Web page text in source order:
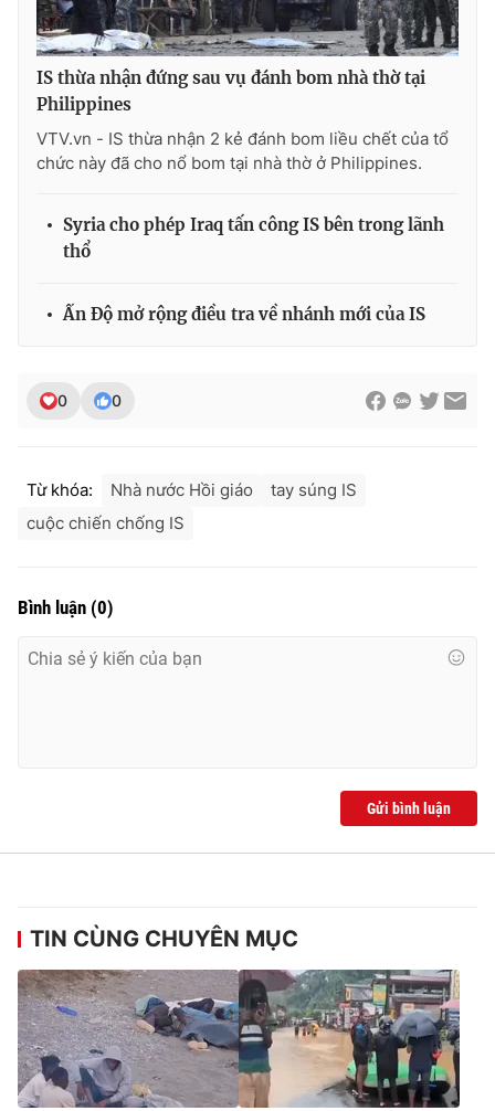
THỜI BÁO VTV
Theo dõi báo trên
Cơ quan báo chí:Thời báo VTV
Tổng Biên tập:
024.66 897 897
Email:
toasoan@vtv.vn
thông tin từ website này.
IS thừa nhận đứng sau vụ đánh bom nhà thờ tại
Philippines
VTV.vn - IS thừa nhận 2 kẻ đánh bom liều chết của tổ
chức này đã cho nổ bom tại nhà thờ ở Philippines.
Syria cho phép Iraq tấn công IS bên trong lãnh
thổ
Ấn Độ mở rộng điều tra về nhánh mới của IS
0 0
Từ khóa: Nhà nước Hồi giáo
tay súng IS
cuộc chiến chống IS
Bình luận (0)
Gửi bình luận
TIN CÙNG CHUYÊN MỤC